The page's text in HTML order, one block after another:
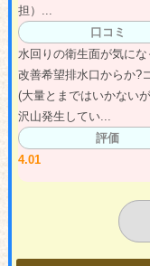
担）...
口コミ
水回りの衛生面が気に
改善希望排水口からか?
(大量とまではいかない
沢山発生してい...
評価
4.01